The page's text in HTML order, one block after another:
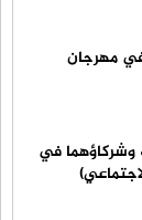
مهرجان
وشركاؤهما في